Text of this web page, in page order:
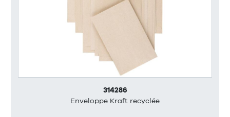
314286
Enveloppe Kraft recyclée